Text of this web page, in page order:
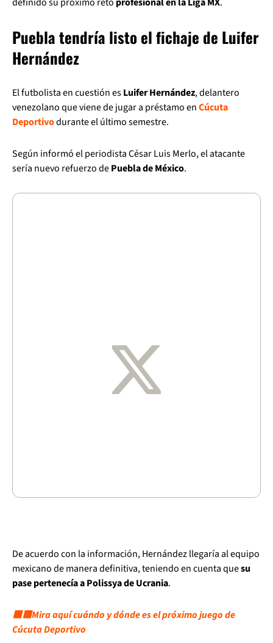
Puebla tendría listo el fichaje de Luifer
Hernández
El futbolista en cuestión esLuifer Hernández, delantero
venezolano que viene de jugar a préstamo enCúcuta
Deportivodurante el último semestre.
Según informó el periodista César Luis Merlo, el atacante
sería nuevo refuerzo dePuebla de México.
De acuerdo con la información, Hernández llegaría al equipo
mexicano de manera definitiva, teniendo en cuenta quesu
pase pertenecía a Polissya de Ucrania.
⬛🟥Mira aquí cuándo y dónde es el próximo juego de
Cúcuta Deportivo